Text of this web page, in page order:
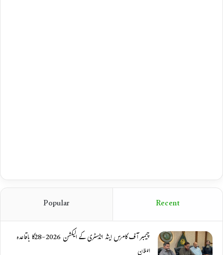
Recent
Popular
چیمبر آف کامرس اینڈ انڈسٹری کے الیکشن 2026-28کا باقاعدہ